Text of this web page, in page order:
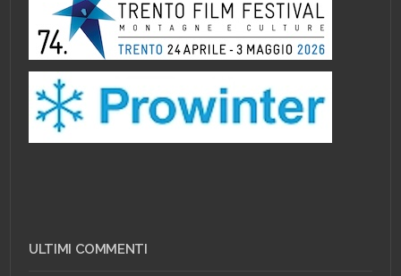
ULTIMI COMMENTI